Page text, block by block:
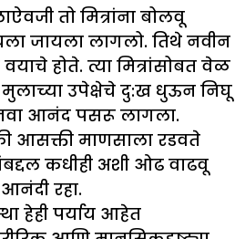
तो मित्रांना बोलवू
जायला लागलो. तिथे नवीन
होते. त्या मित्रांसोबत वेळ
उपेक्षेचे दु:ख धुऊन निघू
आनंद पसरू लागला.
आसक्ती माणसाला रडवते
कधीही अशी ओढ वाढवू
रहा.
हेही पर्याय आहेत